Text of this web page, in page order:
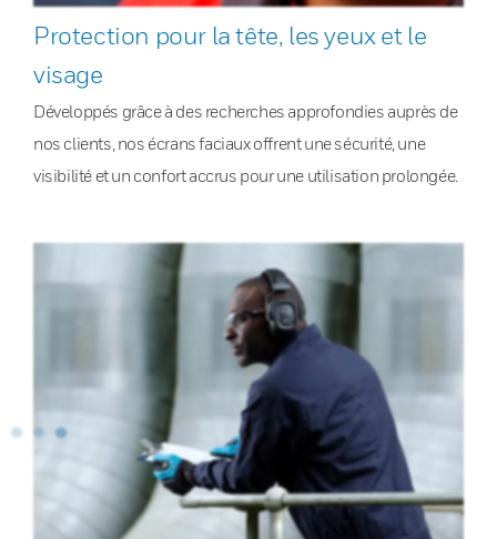
Protection pour la tête, les yeux et le
visage
Développés grâce à des recherches approfondies auprès de
nos clients, nos écrans faciaux offrent une sécurité, une
visibilité et un confort accrus pour une utilisation prolongée.